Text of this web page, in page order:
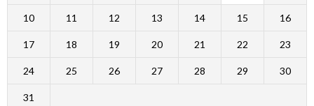
10 11 12 13 14 15 16
17 18 19 20 21 22 23
24 25 26 27 28 29 30
31